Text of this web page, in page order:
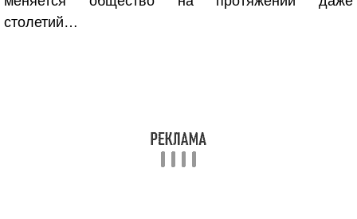
столетий…